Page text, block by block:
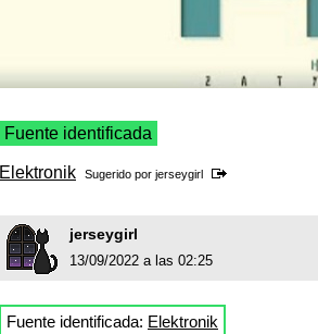
Fuente identificada
Elektronik Sugerido por jerseygirl
jerseygirl
13/09/2022 a las 02:25
Fuente identificada: Elektronik